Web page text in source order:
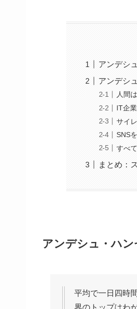
アンデシ
アンデシ
人間
IT企
サイ
SNS
すべ
まとめ：
アンデシュ・ハ
平均で一日四時
界のトップはわ